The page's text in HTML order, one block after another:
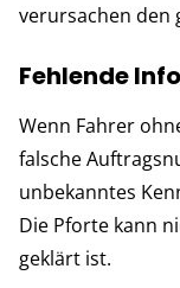
verursachen den
Fehlende
Wenn Fahrer
falsche
unbekanntes
Die Pforte kann
geklärt ist.